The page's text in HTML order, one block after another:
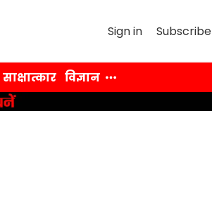
Sign in Subscribe
साक्षात्कार विज्ञान